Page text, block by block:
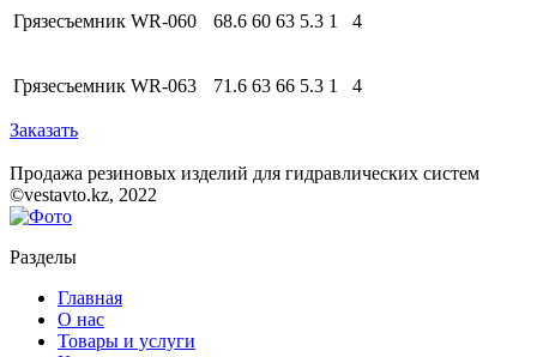
Грязесъемник WR-060 68.6 60 63 5.3 1 4
Грязесъемник WR-063 71.6 63 66 5.3 1 4
Заказать
Продажа резиновых изделий для гидравлических систем
©vestavto.kz, 2022
Разделы
Главная
О нас
Товары и услуги